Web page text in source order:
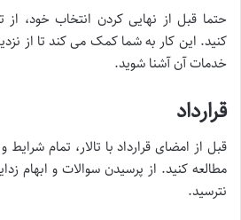
حتما قبل از نهایی کردن انتخاب خود، از
کنید. این کار به شما کمک می کند تا از
خدمات آن آشنا شوید.
قرارداد
قبل از امضای قرارداد با تالار، تمام
مطالعه کنید. از پرسیدن سوالات و ابهام
نترسید.